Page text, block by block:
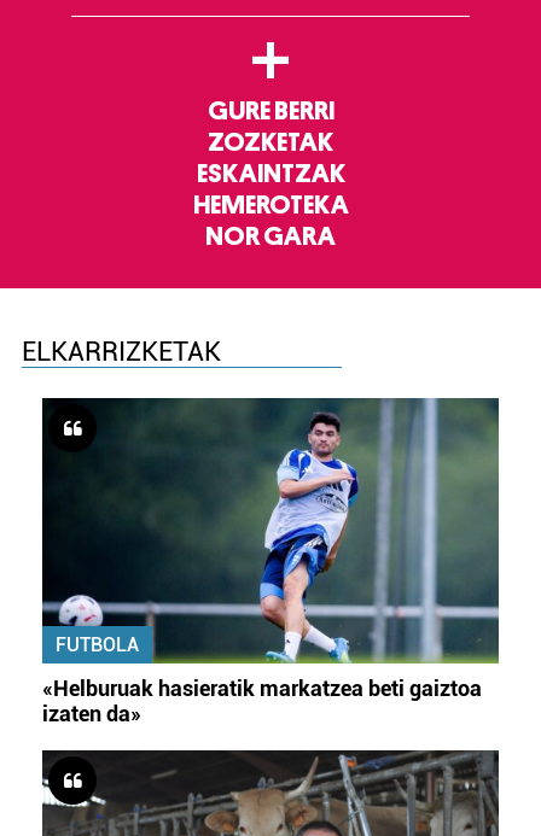
+
GURE BERRI
ZOZKETAK
ESKAINTZAK
HEMEROTEKA
NOR GARA
ELKARRIZKETAK
FUTBOLA
«Helburuak hasieratik markatzea beti gaiztoa
izaten da»